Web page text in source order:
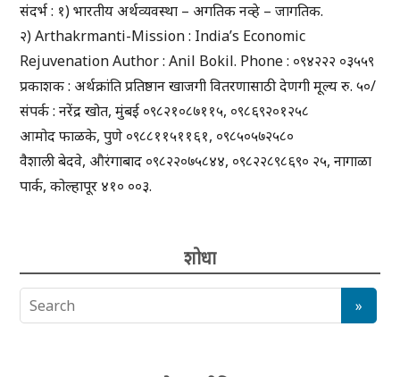
संदर्भ : १) भारतीय अर्थव्यवस्था – अगतिक नव्हे – जागतिक.
२) Arthakrmanti-Mission : India’s Economic
Rejuvenation Author : Anil Bokil. Phone : ०९४२२२ ०३५५९
प्रकाशक : अर्थक्रांति प्रतिष्ठान खाजगी वितरणासाठी देणगी मूल्य रु. ५०/
संपर्क : नरेंद्र खोत, मुंबई ०९८२१०८७११५, ०९८६९२०१२५८
आमोद फाळके, पुणे ०९८८११५११६१, ०९८५०५७२५८०
वैशाली बेदवे, औरंगाबाद ०९८२२०७५८४४, ०९८२२८९८६९० २५, नागाळा
पार्क, कोल्हापूर ४१० ००३.
शोधा